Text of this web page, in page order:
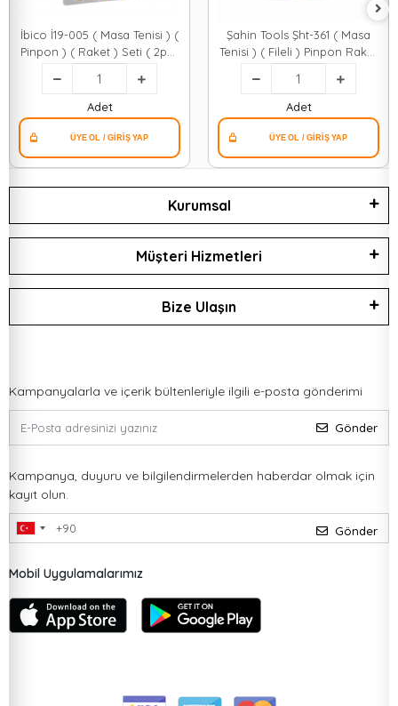
İbico İ19-005 ( Masa Tenisi ) (
Pinpon ) ( Raket ) Seti ( 2pcs
Raket - 3pcs Top )*80
Adet
Şahin Tools Şht-361 ( Masa
Tenisi ) ( Fileli ) Pinpon Raket
Seti ( 2pcs Raket & 3pcs Top
& 1pcs File - Ayak )*50
Adet
Kurumsal
Müşteri Hizmetleri
Bize Ulaşın
Kampanyalarla ve içerik bültenleriyle ilgili e-posta gönderimi
Gönder
Kampanya, duyuru ve bilgilendirmelerden haberdar olmak için
kayıt olun.
Gönder
Mobil Uygulamalarımız